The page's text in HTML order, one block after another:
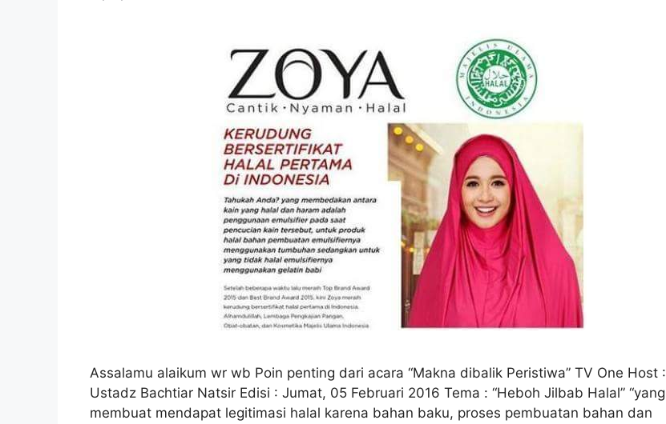
Assalamu alaikum wr wb Poin penting dari acara “Makna dibalik Peristiwa” TV One Host :
Ustadz Bachtiar Natsir Edisi : Jumat, 05 Februari 2016 Tema : “Heboh Jilbab Halal” “yang
membuat mendapat legitimasi halal karena bahan baku, proses pembuatan bahan dan